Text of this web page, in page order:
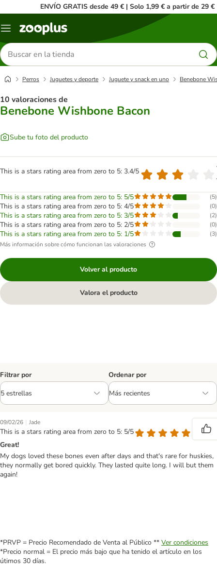
ENVÍO GRATIS desde 49 € | Solo 1,99 € a partir de 29 €
Menú
Buscar
productos
Perros Juguetes y deporte Juguete y snack en uno Benebone
10 valoraciones de
Benebone Wishbone Bacon
Sube tu foto del producto
This is a stars rating area from zero to 5: 3.4/5
This is a stars rating area from zero to 5: 5/5 (5)
This is a stars rating area from zero to 5: 4/5 (0)
This is a stars rating area from zero to 5: 3/5 (2)
This is a stars rating area from zero to 5: 2/5 (0)
This is a stars rating area from zero to 5: 1/5 (3)
Más información sobre cómo funcionan las valoraciones
Volver al producto
Valora el producto
Filtrar por Ordenar por
09/02/26 | Jade
This is a stars rating area from zero to 5: 5/5
Great!
My dogs loved these bones even after days and that's rare for huskies,
they normally get bored quickly. They lasted quite long. I will but them
again!
*PRVP = Precio Recomendado de Venta al Público ** Ver condiciones
*Precio normal = El precio más bajo que ha tenido el artículo en los
útimos 30 días.